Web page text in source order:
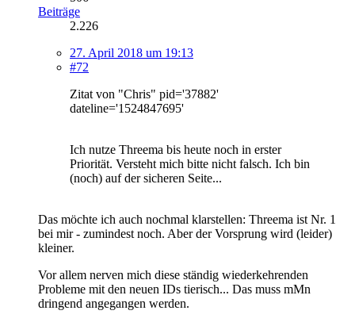
Beiträge
2.226
27. April 2018 um 19:13
#72
Zitat von "Chris" pid='37882'
dateline='1524847695'
Ich nutze Threema bis heute noch in erster
Priorität. Versteht mich bitte nicht falsch. Ich bin
(noch) auf der sicheren Seite...
Das möchte ich auch nochmal klarstellen: Threema ist Nr. 1
bei mir - zumindest noch. Aber der Vorsprung wird (leider)
kleiner.
Vor allem nerven mich diese ständig wiederkehrenden
Probleme mit den neuen IDs tierisch... Das muss mMn
dringend angegangen werden.